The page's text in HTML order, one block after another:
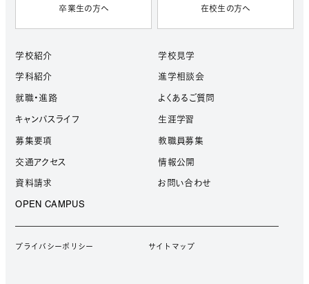
卒業生の方へ 在校生の方へ
学校紹介
学科紹介
就職・進路
キャンパスライフ
募集要項
交通アクセス
資料請求
OPEN CAMPUS
学校見学
進学相談会
よくあるご質問
生涯学習
教職員募集
情報公開
お問い合わせ
プライバシーポリシー サイトマップ